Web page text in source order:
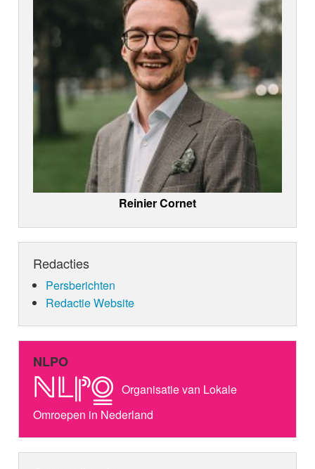
Reinier Cornet
Redacties
Persberichten
Redactie Website
NLPO
Organisatie van Lokale
Omroepen in Nederland